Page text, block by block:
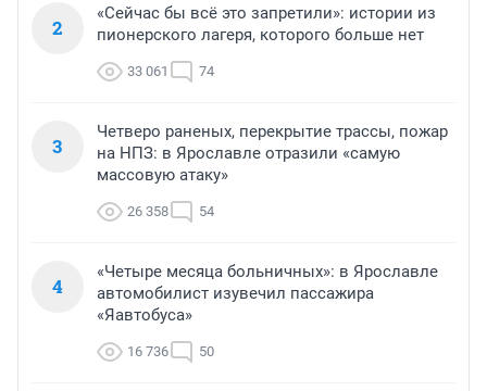
площади и стадионы!
вы, пишите, много, протестных комментариев в соц.
сетях, а что дальше?
вот вам лучший способ показать ваше отношение к
2
«Сейчас бы всё это запретили»: истории из
пионерского лагеря, которого больше нет
33 061 74
3
Четверо раненых, перекрытие трассы, пожар
на НПЗ: в Ярославле отразили «самую
массовую атаку»
26 358 54
4
«Четыре месяца больничных»: в Ярославле
автомобилист изувечил пассажира
«Яавтобуса»
16 736 50